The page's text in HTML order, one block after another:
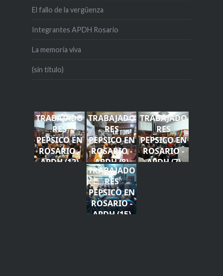
El fallo de la vergüenza
Integrantes APDH Rosario
La memoria viva
(sin título)
TRABAJADO
RES
PEPSICO EN
ROSARIO -
APDH (12)
TRABAJADO
RES
PEPSICO EN
ROSARIO -
APDH (8)
TRABAJADO
RES
PEPSICO EN
ROSARIO -
APDH (7)
TRABAJADO
RES
PEPSICO EN
ROSARIO -
APDH (15)